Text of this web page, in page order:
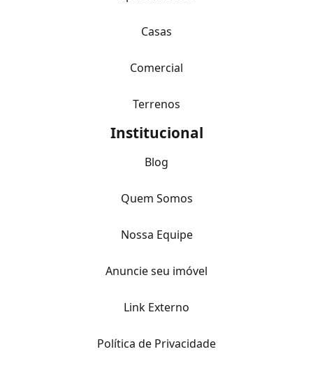
Casas
Comercial
Terrenos
Institucional
Blog
Quem Somos
Nossa Equipe
Anuncie seu imóvel
Link Externo
Política de Privacidade